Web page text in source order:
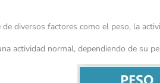
diversos factores como el peso, la
actividad normal, dependiendo de su